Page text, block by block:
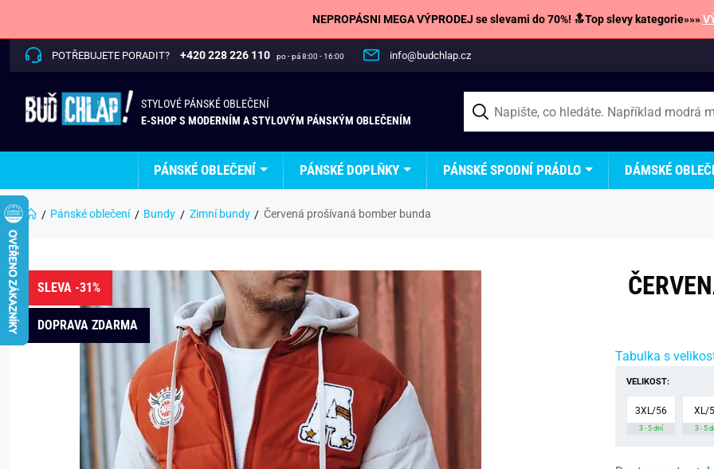
NEPROPÁSNI MEGA VÝPRODEJ se slevami do 70%! 🔝Top slevy kategorie»»»
POTŘEBUJETE PORADIT? +420 228 226 110 po - pá 8:00 - 16:00 info@budchlap.cz
STYLOVÉ PÁNSKÉ OBLEČENÍ
E-SHOP S MODERNÍM A STYLOVÝM PÁNSKÝM OBLEČENÍM
PÁNSKÉ OBLEČENÍ PÁNSKÉ DOPLŇKY PÁNSKÉ SPODNÍ PRÁDLO DÁMSKÉ
Pánské oblečení Bundy Zimní bundy Červená prošívaná bomber bunda
SLEVA -31%
DOPRAVA ZDARMA
Tabulka s
VELIKOST:
3XL/56
3 - 5 dní
XL/
3 - 5